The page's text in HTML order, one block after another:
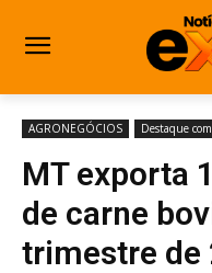
AGRONEGÓCIOS Destaque
MT exporta
de carne
trimestre de